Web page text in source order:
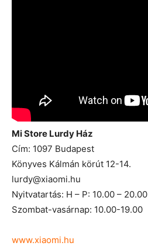
Mi Store Lurdy Ház
Cím: 1097 Budapest
Könyves Kálmán körút 12-14.
lurdy@xiaomi.hu
Nyitvatartás: H – P: 10.00 – 20.00
Szombat-vasárnap: 10.00-19.00
www.xiaomi.hu